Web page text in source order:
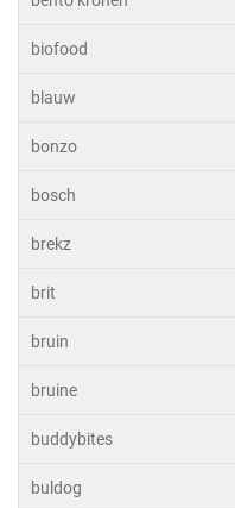
biofood
blauw
bonzo
bosch
brekz
brit
bruin
bruine
buddybites
buldog